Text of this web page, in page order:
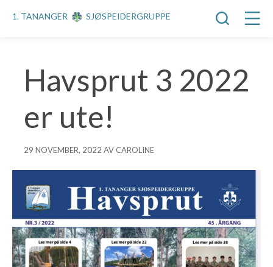
1. TANANGER SJØSPEIDERGRUPPE
Havsprut 3 2022
er ute!
29 NOVEMBER, 2022 AV CAROLINE